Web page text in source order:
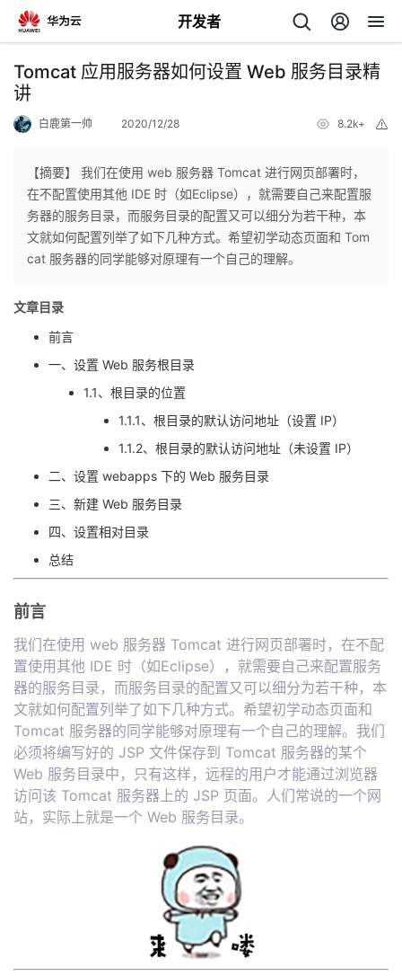
开发者
返
回
个
人
主
我
的
我
博
客
的
论
坛
我
的
圈
子
我
的
直
播
我
的
活
动
我
的
关
注
我
的
开
我
的
我
Tomcat 应用服务器如何设置 Web 服务目录精
讲
白鹿第一帅 2020/12/28 8.2k+
【摘要】 我们在使用 web 服务器 Tomcat 进行网页部署时，
在不配置使用其他 IDE 时（如Eclipse），就需要自己来配置服
务器的服务目录，而服务目录的配置又可以细分为若干种，本
文就如何配置列举了如下几种方式。希望初学动态页面和 Tom
cat 服务器的同学能够对原理有一个自己的理解。
文章目录
前言
一、设置 Web 服务根目录
1.1、根目录的位置
1.1.1、根目录的默认访问地址（设置 IP）
1.1.2、根目录的默认访问地址（未设置 IP）
二、设置 webapps 下的 Web 服务目录
三、新建 Web 服务目录
四、设置相对目录
总结
前言
我们在使用 web 服务器 Tomcat 进行网页部署时，在不配
置使用其他 IDE 时（如Eclipse），就需要自己来配置服务
器的服务目录，而服务目录的配置又可以细分为若干种，本
文就如何配置列举了如下几种方式。希望初学动态页面和
Tomcat 服务器的同学能够对原理有一个自己的理解。我们
必须将编写好的 JSP 文件保存到 Tomcat 服务器的某个
Web 服务目录中，只有这样，远程的用户才能通过浏览器
访问该 Tomcat 服务器上的 JSP 页面。人们常说的一个网
站，实际上就是一个 Web 服务目录。